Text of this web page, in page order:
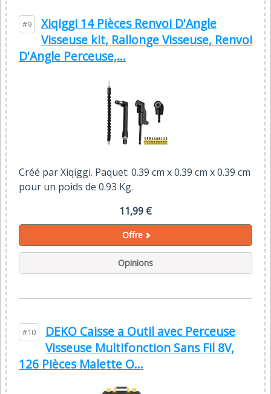
#9
Xiqiggi 14 Pièces Renvoi D'Angle
Visseuse kit, Rallonge Visseuse, Renvoi
D'Angle Perceuse,...
Créé par Xiqiggi. Paquet: 0.39 cm x 0.39 cm x 0.39 cm
pour un poids de 0.93 Kg.
11,99 €
Offre
Opinions
#10
DEKO Caisse a Outil avec Perceuse
Visseuse Multifonction Sans Fil 8V,
126 Pièces Malette O...